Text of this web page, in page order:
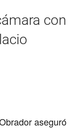
con
aseguró